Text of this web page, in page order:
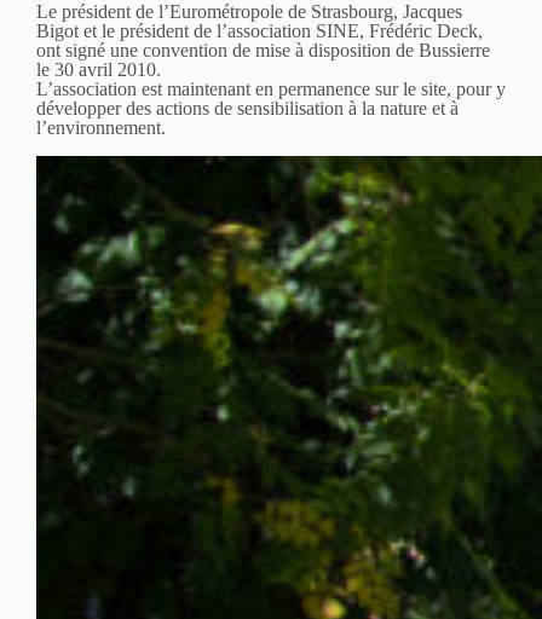
Le président de l’Eurométropole de Strasbourg, Jacques
Bigot et le président de l’association SINE, Frédéric Deck,
ont signé une convention de mise à disposition de Bussierre
le 30 avril 2010.
L’association est maintenant en permanence sur le site, pour y
développer des actions de sensibilisation à la nature et à
l’environnement.